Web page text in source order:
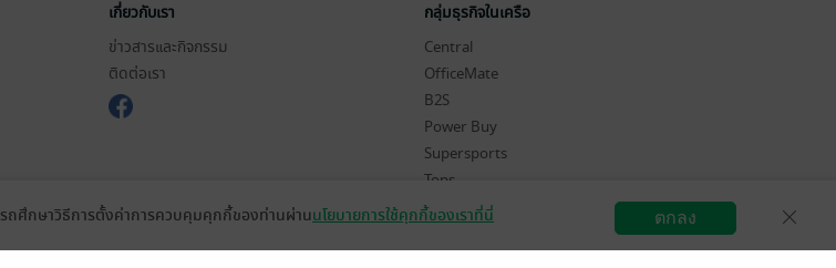
เกี่ยวกับเรา
ข่าวสารและกิจกรรม
ติดต่อเรา
กลุ่มธุรกิจในเครือ
Central
OfficeMate
B2S
Power Buy
Supersports
Tops
Hytexts
สมัครขายอีบุ๊ก วิธีการใช้งาน
ถศึกษาวิธีการตั้งค่าการควบคุมคุกกี้ของท่านผ่านนโยบายการใช้คุกกี้ของเราที่นี่ ตกลง